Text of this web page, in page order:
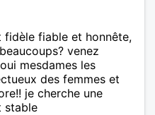
fiable et honnête,
venez
mesdames les
des femmes et
je cherche une
stable